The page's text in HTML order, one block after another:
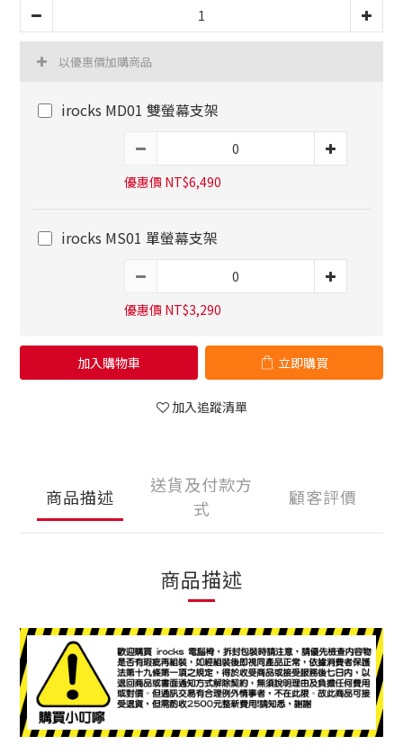
以優惠價加購商品
irocks MD01 雙螢幕支架
優惠價 NT$6,490
irocks MS01 單螢幕支架
優惠價 NT$3,290
加入購物車 立即購買
加入追蹤清單
商品描述
送貨及付款方
式
顧客評價
商品描述